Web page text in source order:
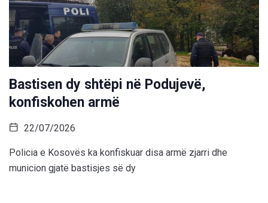
Bastisen dy shtëpi në Podujevë,
konfiskohen armë
22/07/2026
Policia e Kosovës ka konfiskuar disa armë zjarri dhe
municion gjatë bastisjes së dy